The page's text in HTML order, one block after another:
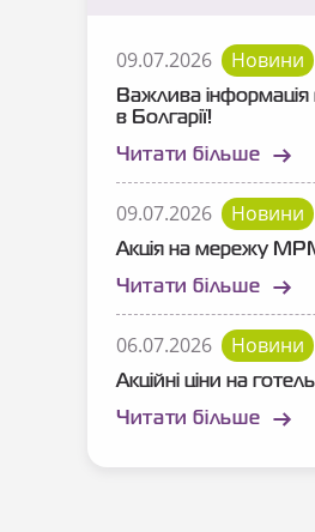
09.07.2026 Новини
Важлива інформація
в Болгарії!
Читати більше
09.07.2026 Новини
Акція на мережу
Читати більше
06.07.2026 Новини
Акційні ціни на
Читати більше